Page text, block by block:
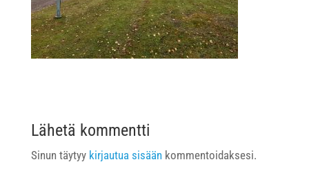
Lähetä kommentti
Sinun täytyy kirjautua sisäänkommentoidaksesi.